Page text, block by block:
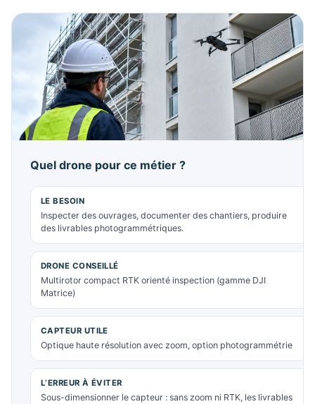
Quel drone pour ce métier ?
LE BESOIN
Inspecter des ouvrages, documenter des chantiers, produire
des livrables photogrammétriques.
DRONE CONSEILLÉ
Multirotor compact RTK orienté inspection (gamme DJI
Matrice)
CAPTEUR UTILE
Optique haute résolution avec zoom, option photogrammétrie
L’ERREUR À ÉVITER
Sous-dimensionner le capteur : sans zoom ni RTK, les livrables